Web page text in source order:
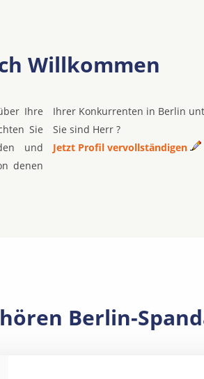
Willkommen
Ihre
Sie
und
denen
Ihrer Konkurrenten in Berlin
Sie sind Herr ?
Jetzt Profil vervollständigen
Berlin-